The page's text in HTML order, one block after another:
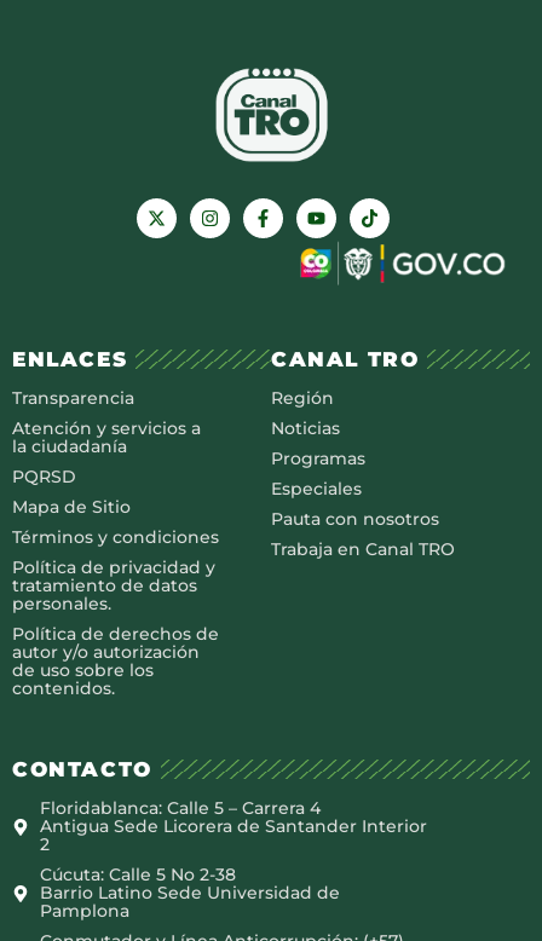
ENLACES
Transparencia
Atención y servicios a
la ciudadanía
PQRSD
Mapa de Sitio
Términos y condiciones
Política de privacidad y
tratamiento de datos
personales.
Política de derechos de
autor y/o autorización
de uso sobre los
contenidos.
CANAL TRO
Región
Noticias
Programas
Especiales
Pauta con nosotros
Trabaja en Canal TRO
CONTACTO
Floridablanca: Calle 5 – Carrera 4
Antigua Sede Licorera de Santander Interior
2
Cúcuta: Calle 5 No 2-38
Barrio Latino Sede Universidad de
Pamplona